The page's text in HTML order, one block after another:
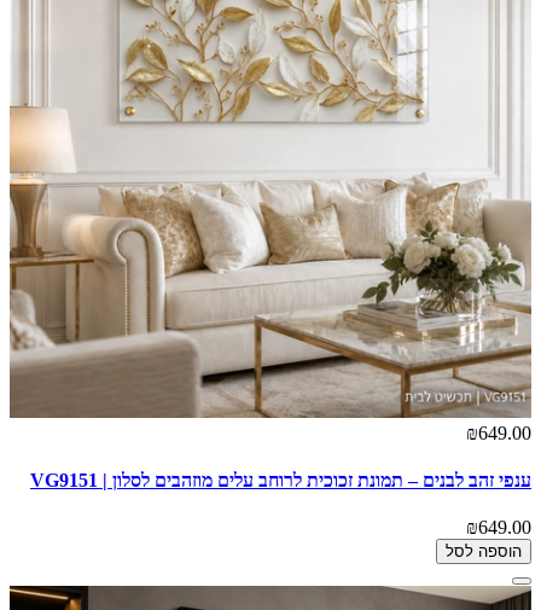
₪649.00
ענפי זהב לבנים – תמונת זכוכית לרוחב עלים מוזהבים לסלון | VG9151
₪649.00
הוספה לסל